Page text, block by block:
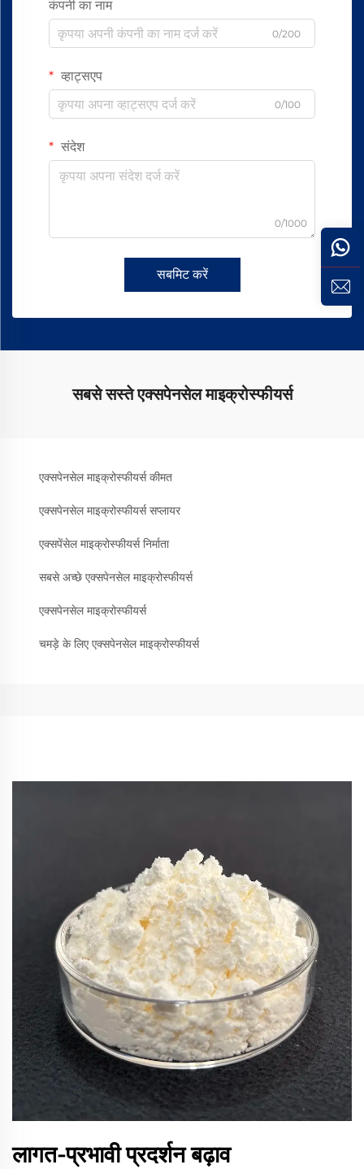
कंपनी का नाम
0/200
व्हाट्सएप
0/100
संदेश
0/1000
सबमिट करें
सबसे सस्ते एक्सपेनसेल माइक्रोस्फीयर्स
एक्सपेनसेल माइक्रोस्फीयर्स कीमत
एक्सपेनसेल माइक्रोस्फीयर्स सप्लायर
एक्सपेंसेल माइक्रोस्फीयर्स निर्माता
सबसे अच्छे एक्सपेनसेल माइक्रोस्फीयर्स
एक्सपेनसेल माइक्रोस्फीयर्स
चमड़े के लिए एक्सपेनसेल माइक्रोस्फीयर्स
लागत-प्रभावी प्रदर्शन बढ़ाव